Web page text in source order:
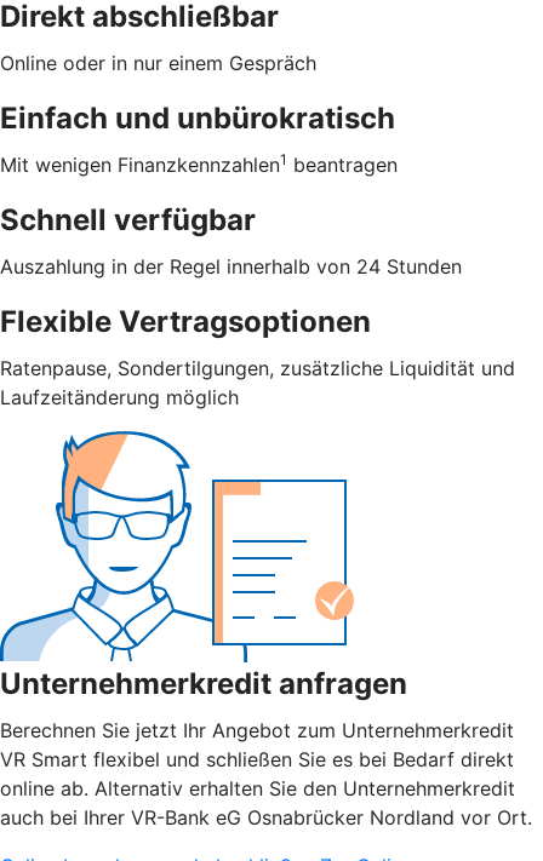
Direkt abschließbar
Online oder in nur einem Gespräch
Einfach und unbürokratisch
Mit wenigen Finanzkennzahlen1 beantragen
Schnell verfügbar
Auszahlung in der Regel innerhalb von 24 Stunden
Flexible Vertragsoptionen
Ratenpause, Sondertilgungen, zusätzliche Liquidität und
Laufzeitänderung möglich
Unternehmerkredit anfragen
Berechnen Sie jetzt Ihr Angebot zum Unternehmerkredit
VR Smart flexibel und schließen Sie es bei Bedarf direkt
online ab. Alternativ erhalten Sie den Unternehmerkredit
auch bei Ihrer VR-Bank eG Osnabrücker Nordland vor Ort.